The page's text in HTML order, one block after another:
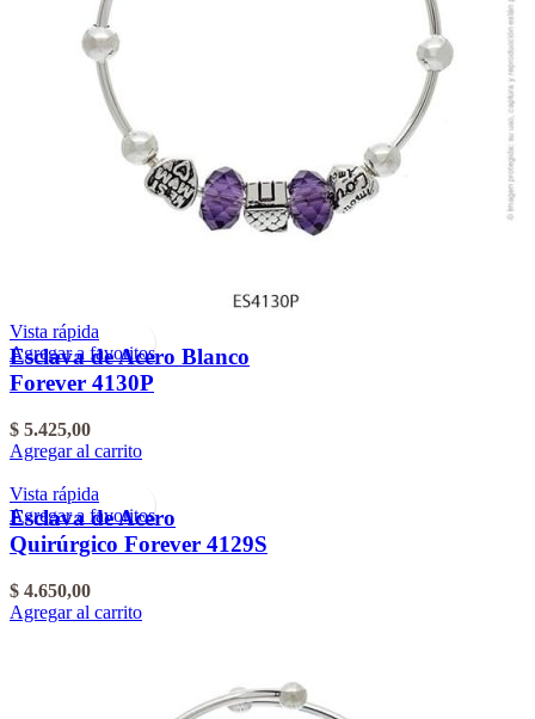
Vista rápida
Agregar a favoritos
Esclava de Acero Blanco
Forever 4130P
$ 5.425,00
Agregar al carrito
Vista rápida
Agregar a favoritos
Esclava de Acero
Quirúrgico Forever 4129S
$ 4.650,00
Agregar al carrito